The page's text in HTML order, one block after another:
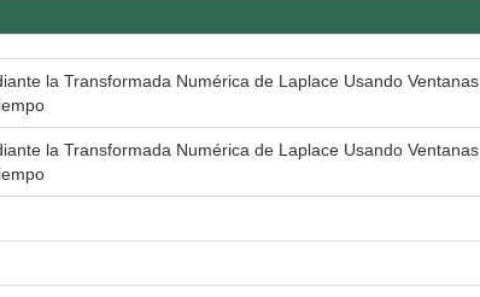
la Transformada Numérica de Laplace Usando Ventanas
la Transformada Numérica de Laplace Usando Ventanas